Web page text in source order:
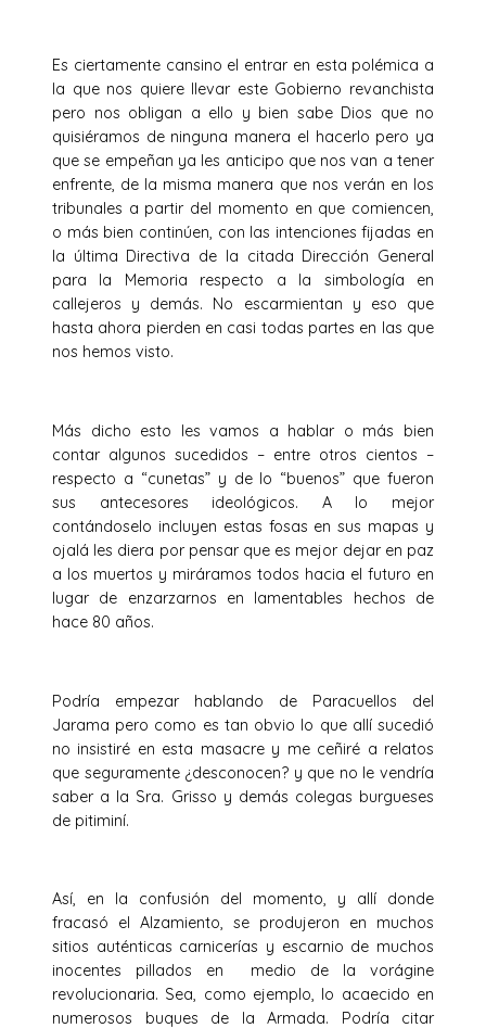
Es ciertamente cansino el entrar en esta polémica a
la que nos quiere llevar este Gobierno revanchista
pero nos obligan a ello y bien sabe Dios que no
quisiéramos de ninguna manera el hacerlo pero ya
que se empeñan ya les anticipo que nos van a tener
enfrente, de la misma manera que nos verán en los
tribunales a partir del momento en que comiencen,
o más bien continúen, con las intenciones fijadas en
la última Directiva de la citada Dirección General
para la Memoria respecto a la simbología en
callejeros y demás. No escarmientan y eso que
hasta ahora pierden en casi todas partes en las que
nos hemos visto.
Más dicho esto les vamos a hablar o más bien
contar algunos sucedidos – entre otros cientos –
respecto a “cunetas” y de lo “buenos” que fueron
sus antecesores ideológicos. A lo mejor
contándoselo incluyen estas fosas en sus mapas y
ojalá les diera por pensar que es mejor dejar en paz
a los muertos y miráramos todos hacia el futuro en
lugar de enzarzarnos en lamentables hechos de
hace 80 años.
Podría empezar hablando de Paracuellos del
Jarama pero como es tan obvio lo que allí sucedió
no insistiré en esta masacre y me ceñiré a relatos
que seguramente ¿desconocen? y que no le vendría
saber a la Sra. Grisso y demás colegas burgueses
de pitiminí.
Así, en la confusión del momento, y allí donde
fracasó el Alzamiento, se produjeron en muchos
sitios auténticas carnicerías y escarnio de muchos
inocentes pillados en medio de la vorágine
revolucionaria. Sea, como ejemplo, lo acaecido en
numerosos buques de la Armada. Podría citar